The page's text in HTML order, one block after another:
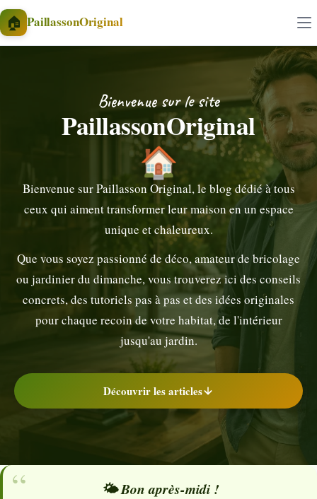
Aller au contenu
🏠 PaillassonOriginal
Bienvenue sur le site
PaillassonOriginal
🏠
Bienvenue sur Paillasson Original, le blog dédié à tous
ceux qui aiment transformer leur maison en un espace
unique et chaleureux.
Que vous soyez passionné de déco, amateur de bricolage
ou jardinier du dimanche, vous trouverez ici des conseils
concrets, des tutoriels pas à pas et des idées originales
pour chaque recoin de votre habitat, de l'intérieur
jusqu'au jardin.
Découvrir les articles
🌤️ Bon après-midi !